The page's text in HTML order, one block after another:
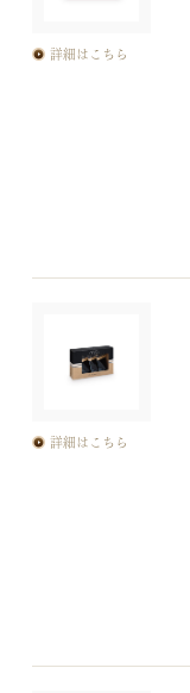
詳細はこちら
詳細はこちら